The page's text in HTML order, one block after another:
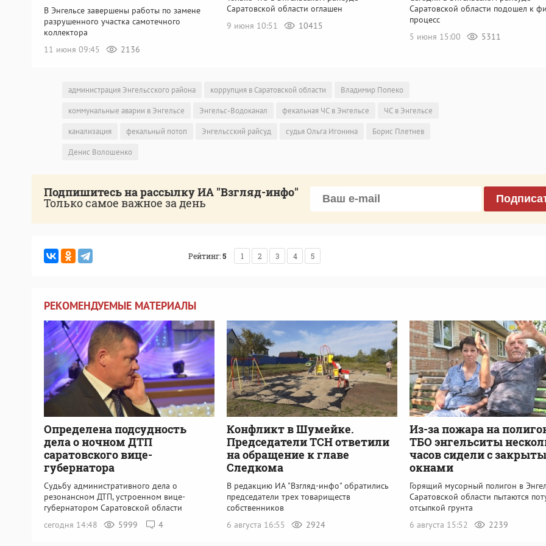
В Энгельсе завершены работы по замене
разрушенного участка самотечного
коллектора
11 июня 09:45
2136
Саратовской области оглашен
9 июня 10:51
10415
Саратовской области подошел к
процесс
5 июня 15:00
5311
администрация Энгельсского района коррупция в Саратовской области
Владимир Попеко
коммунальные аварии в Энгельсе
Энгельс-Водоканал фекальная ЧС в Энгельсе
ЧС в Энгельсе
канализация
фекальный потоп Энгельсский райсуд судья Ольга Игонина
Борис Плетнев
Денис Волошенко
Подпишитесь на рассылку ИА "Взгляд-инфо"
Только самое важное за день
Рейтинг:5 1 2 3 4 5
РЕКОМЕНДУЕМЫЕ МАТЕРИАЛЫ
Определена подсудность
дела о ночном ДТП
саратовского вице-
губернатора
Судьбу административного дела о
резонансном ДТП, устроенном вице-
губернатором Саратовской области
сегодня 14:48
5999 4
Конфликт в Шумейке.
Председатели ТСН ответили
на обращение к главе
Следкома
В редакцию ИА "Взгляд-инфо" обратились
председатели трех товариществ
собственников
6 августа 16:55
2924
Из-за пожара на
ТБО энгельситы
часов сидели с
окнами
Горящий мусорный полигон в
Саратовской области пытаются
отсыпкой грунта
6 августа 15:52
2239